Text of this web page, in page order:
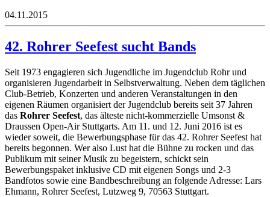
04.11.2015
42. Rohrer Seefest sucht Bands
Seit 1973 engagieren sich Jugendliche im Jugendclub Rohr und
organisieren Jugendarbeit in Selbstverwaltung. Neben dem täglichen
Club-Betrieb, Konzerten und anderen Veranstaltungen in den
eigenen Räumen organisiert der Jugendclub bereits seit 37 Jahren
das Rohrer Seefest, das älteste nicht-kommerzielle Umsonst &
Draussen Open-Air Stuttgarts. Am 11. und 12. Juni 2016 ist es
wieder soweit, die Bewerbungsphase für das 42. Rohrer Seefest hat
bereits begonnen. Wer also Lust hat die Bühne zu rocken und das
Publikum mit seiner Musik zu begeistern, schickt sein
Bewerbungspaket inklusive CD mit eigenen Songs und 2-3
Bandfotos sowie eine Bandbeschreibung an folgende Adresse: Lars
Ehmann, Rohrer Seefest, Lutzweg 9, 70563 Stuttgart.